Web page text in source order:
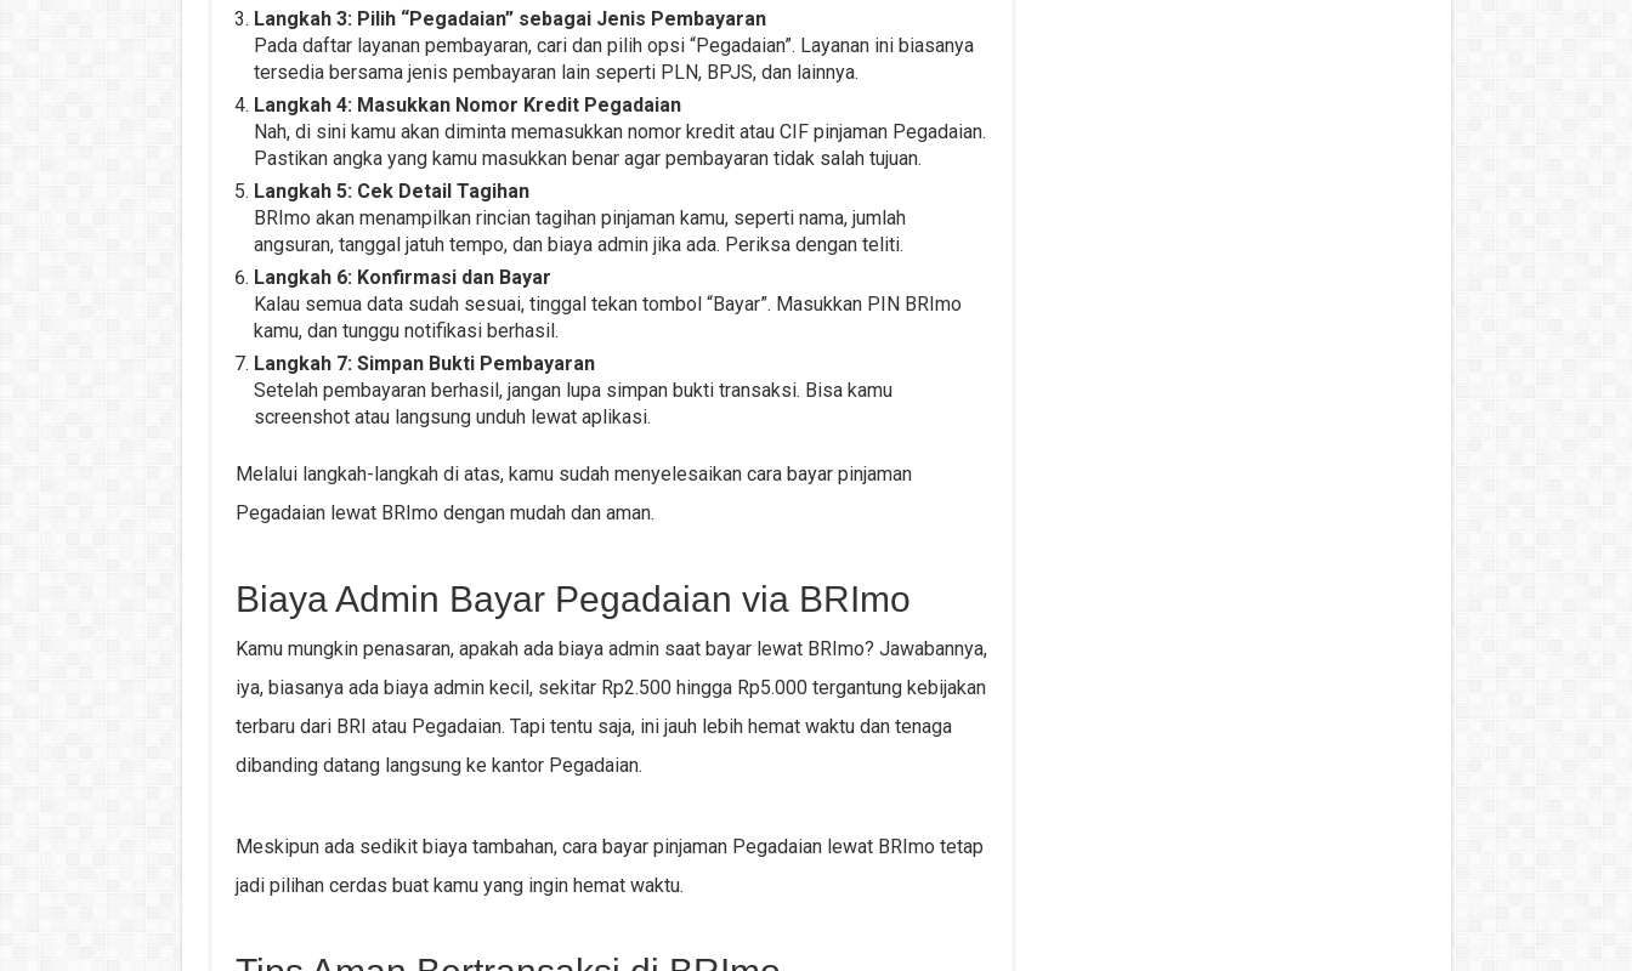
Langkah 3: Pilih “Pegadaian” sebagai Jenis Pembayaran
Pada daftar layanan pembayaran, cari dan pilih opsi “Pegadaian”. Layanan ini biasanya
tersedia bersama jenis pembayaran lain seperti PLN, BPJS, dan lainnya.
Langkah 4: Masukkan Nomor Kredit Pegadaian
Nah, di sini kamu akan diminta memasukkan nomor kredit atau CIF pinjaman Pegadaian.
Pastikan angka yang kamu masukkan benar agar pembayaran tidak salah tujuan.
Langkah 5: Cek Detail Tagihan
BRImo akan menampilkan rincian tagihan pinjaman kamu, seperti nama, jumlah
angsuran, tanggal jatuh tempo, dan biaya admin jika ada. Periksa dengan teliti.
Langkah 6: Konfirmasi dan Bayar
Kalau semua data sudah sesuai, tinggal tekan tombol “Bayar”. Masukkan PIN BRImo
kamu, dan tunggu notifikasi berhasil.
Langkah 7: Simpan Bukti Pembayaran
Setelah pembayaran berhasil, jangan lupa simpan bukti transaksi. Bisa kamu
screenshot atau langsung unduh lewat aplikasi.
Melalui langkah-langkah di atas, kamu sudah menyelesaikan cara bayar pinjaman
Pegadaian lewat BRImo dengan mudah dan aman.
Biaya Admin Bayar Pegadaian via BRImo
Kamu mungkin penasaran, apakah ada biaya admin saat bayar lewat BRImo? Jawabannya,
iya, biasanya ada biaya admin kecil, sekitar Rp2.500 hingga Rp5.000 tergantung kebijakan
terbaru dari BRI atau Pegadaian. Tapi tentu saja, ini jauh lebih hemat waktu dan tenaga
dibanding datang langsung ke kantor Pegadaian.
Meskipun ada sedikit biaya tambahan, cara bayar pinjaman Pegadaian lewat BRImo tetap
jadi pilihan cerdas buat kamu yang ingin hemat waktu.